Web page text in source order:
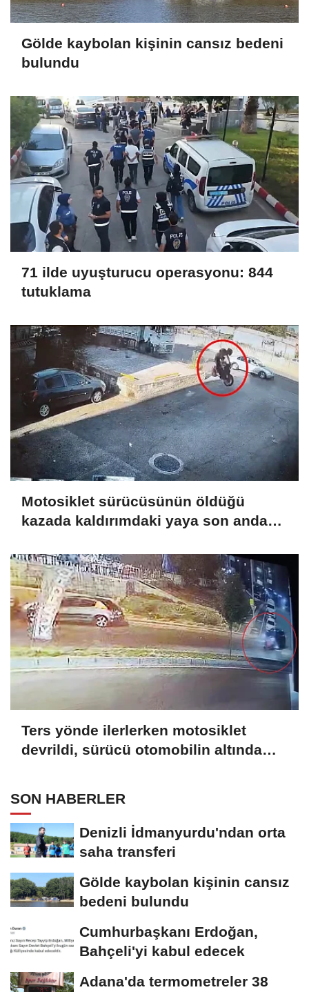
Gölde kaybolan kişinin cansız bedeni
bulundu
71 ilde uyuşturucu operasyonu: 844
tutuklama
Motosiklet sürücüsünün öldüğü
kazada kaldırımdaki yaya son anda
Ters yönde ilerlerken motosiklet
devrildi, sürücü otomobilin altında
SON HABERLER
Denizli İdmanyurdu'ndan orta
saha transferi
Gölde kaybolan kişinin cansız
bedeni bulundu
Cumhurbaşkanı Erdoğan,
Bahçeli'yi kabul edecek
Adana'da termometreler 38